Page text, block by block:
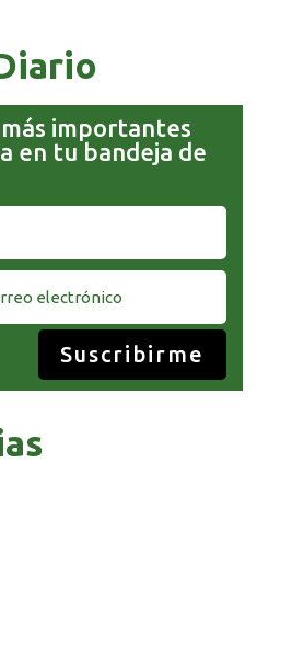
importantes
en tu bandeja de
Suscribirme